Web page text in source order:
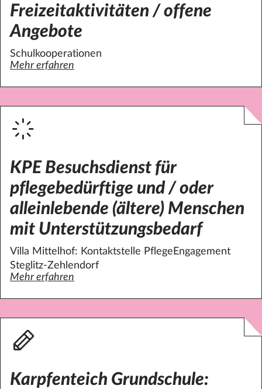
Freizeitaktivitäten / offene
Angebote
Schulkooperationen
Mehr erfahren
über Karpfenteich Grundschule: Freizeitaktivitäten /
KPE Besuchsdienst für
pflegebedürftige und / oder
alleinlebende (ältere) Menschen
mit Unterstützungsbedarf
Villa Mittelhof: Kontaktstelle PflegeEngagement
Steglitz-Zehlendorf
Mehr erfahren
über KPE Besuchsdienst für pflegebedürftige und /
Karpfenteich Grundschule: